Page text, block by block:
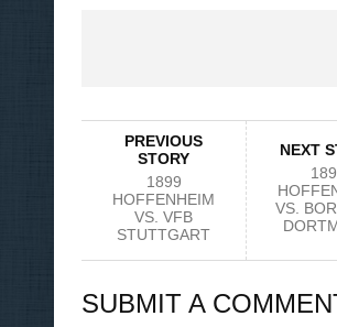
PREVIOUS
STORY
1899
HOFFENHEIM
VS. VFB
STUTTGART
NEXT
VS.
SUBMIT A